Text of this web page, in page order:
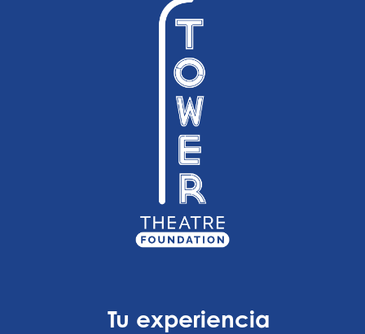
Tu experiencia